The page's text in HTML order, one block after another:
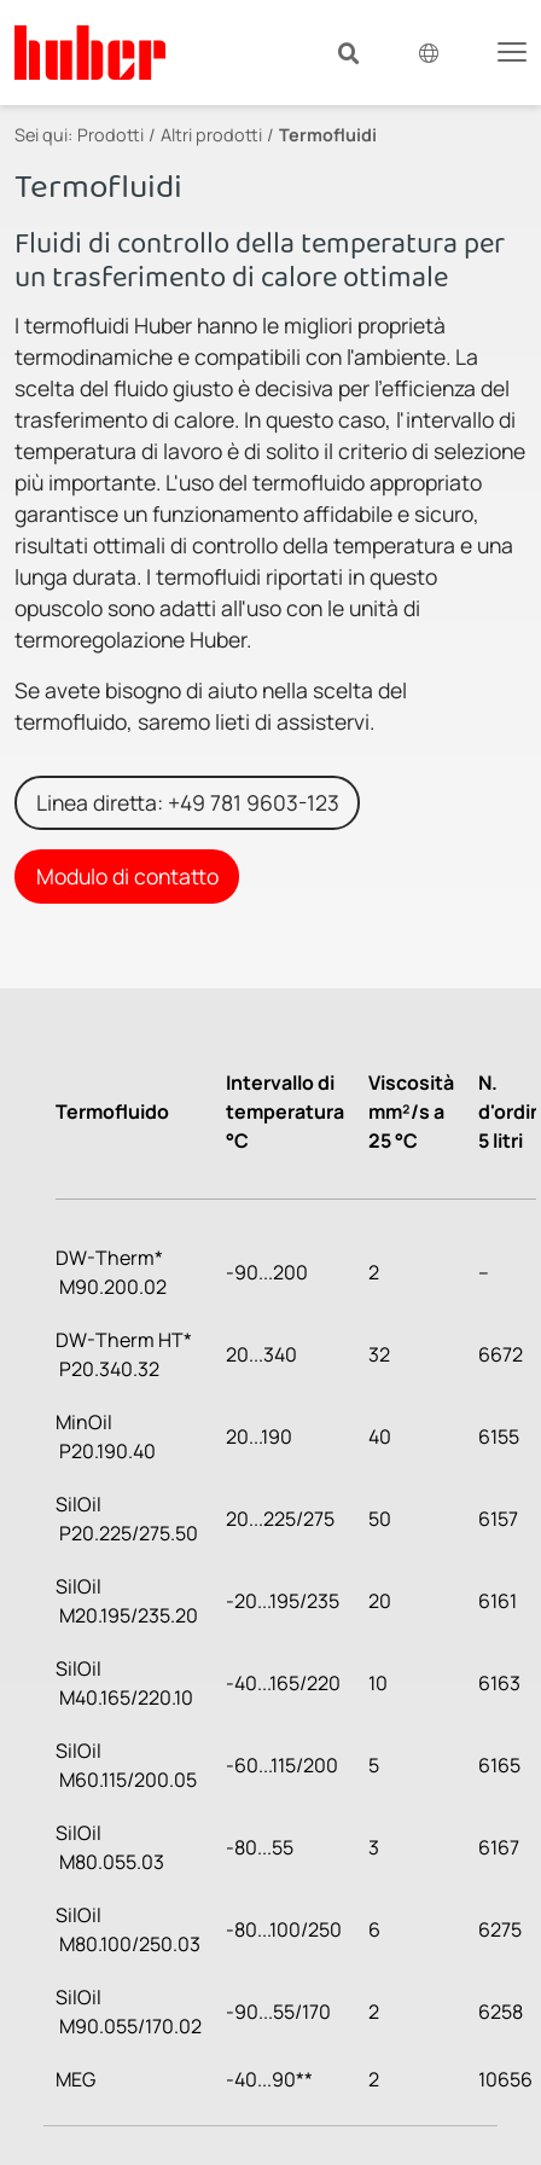
Sei qui: Prodotti Altri prodotti Termofluidi
Termofluidi
Fluidi di controllo della temperatura per
un trasferimento di calore ottimale
I termofluidi Huber hanno le migliori proprietà
termodinamiche e compatibili con l'ambiente. La
scelta del fluido giusto è decisiva per l'efficienza del
trasferimento di calore. In questo caso, l'intervallo di
temperatura di lavoro è di solito il criterio di selezione
più importante. L'uso del termofluido appropriato
garantisce un funzionamento affidabile e sicuro,
risultati ottimali di controllo della temperatura e una
lunga durata. I termofluidi riportati in questo
opuscolo sono adatti all'uso con le unità di
termoregolazione Huber.
Se avete bisogno di aiuto nella scelta del
termofluido, saremo lieti di assistervi.
Linea diretta: +49 781 9603-123
Modulo di contatto
Termofluido
Intervallo di
temperatura
°C
Viscosità
mm²/s a
25 °C
N.
5 litri
DW-Therm*
M90.200.02
-90...200 2 --
DW-Therm HT*
P20.340.32
20...340 32 6672
MinOil
P20.190.40
20...190 40 6155
SilOil
P20.225/275.50
20...225/275 50 6157
SilOil
M20.195/235.20
-20...195/235 20 6161
SilOil
M40.165/220.10
-40...165/220 10 6163
SilOil
M60.115/200.05
-60...115/200 5 6165
SilOil
M80.055.03
-80...55 3 6167
SilOil
M80.100/250.03
-80...100/250 6 6275
SilOil
M90.055/170.02
-90...55/170 2 6258
MEG -40...90** 2 10656